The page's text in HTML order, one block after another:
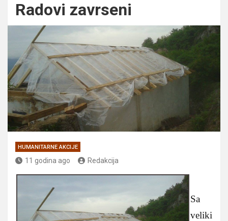
Radovi zavrseni
HUMANITARNE AKCIJE
11 godina ago Redakcija
Sa
veliki